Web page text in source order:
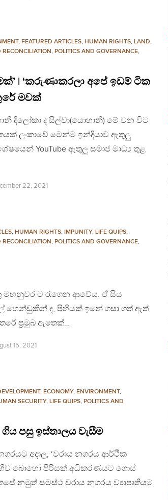
, FEATURED ARTICLES, HUMAN RIGHTS, LAND,
RECONCILIATION, POLITICS AND GOVERNANCE,
| ‘කරුණාකරලා අපේ ඉඩම් ටික
මවක්
දිලෝකා ද සිල්වා(යොහානි) මේ වන විට
ලංකාවේ මෙන්ම ඉන්දියාව ඇතුලු
YouTube ඇතුලු සමාජ මාධ්‍ය තුළ
22, 2021
, HUMAN RIGHTS, IMPUNITY, LIFE QUIPS,
RECONCILIATION, POLITICS AND GOVERNANCE,
ට රැගෙන ආවේය. ඒ සිය
හෙන්ඩුකින් ද, පිහියක් ඉනේ ගසා ගත් ඇත්
ප්‍රමුඛ ඇතෙක්…
15, 2021
ECONOMY, ENVIRONMENT,
SECURITY, LIFE QUIPS, POLITICS AND
පසු ඉස්තාලය වැසීම
අදාල, ‘වරාය නගරය ආර්ථික
බොහෝ පිරිසක් අධිකරණයට ගොස්
නමුත් සමස්ථ වරාය නගරය ව්‍යාපෘතියම